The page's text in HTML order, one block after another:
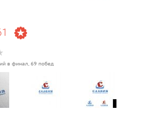
в финал, 69 побед